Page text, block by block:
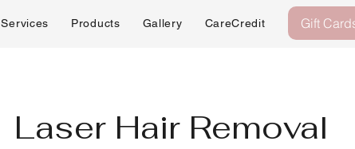
Services Products Gallery CareCredit About
Gift
Laser Hair Removal